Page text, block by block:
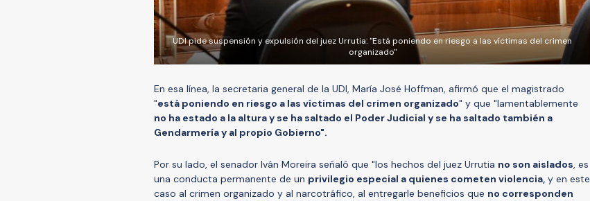
UDI pide suspensión y expulsión del juez Urrutia: "Está poniendo en riesgo a las víctimas del crimen
organizado"
En esa línea, la secretaria general de la UDI, María José Hoffman, afirmó que el magistrado
"está poniendo en riesgo a las víctimas del crimen organizado" y que "lamentablemente
no ha estado a la altura y se ha saltado el Poder Judicial y se ha saltado también a
Gendarmería y al propio Gobierno".
Por su lado, el senador Iván Moreira señaló que "los hechos del juez Urrutia no son aislados, es
una conducta permanente de un privilegio especial a quienes cometen violencia, y en este
caso al crimen organizado y al narcotráfico, al entregarle beneficios que no corresponden